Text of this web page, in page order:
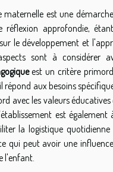
maternelle est une
réflexion approfondie,
le développement et
sont à considérer
est un critère
répond aux besoins
avec les valeurs éducatives
est également
la logistique
qui peut avoir une
l'enfant.